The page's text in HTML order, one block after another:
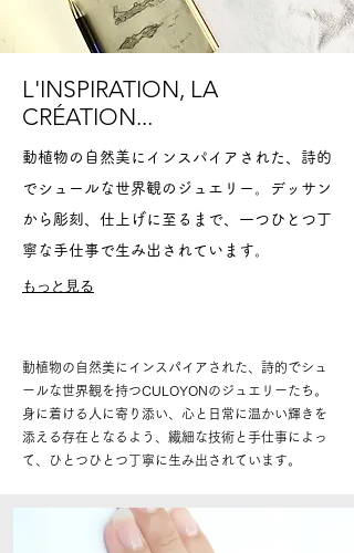
L'INSPIRATION, LA
CRÉATION...
動植物の自然美にインスパイアされた、詩的
でシュールな世界観のジュエリー。デッサン
から彫刻、仕上げに至るまで、一つひとつ丁
寧な手仕事で生み出されています。
もっと見る
動植物の自然美にインスパイアされた、詩的でシュ
ールな世界観を持つCULOYONのジュエリーたち。
身に着ける人に寄り添い、心と日常に温かい輝きを
添える存在となるよう、繊細な技術と手仕事によっ
て、ひとつひとつ丁寧に生み出されています。